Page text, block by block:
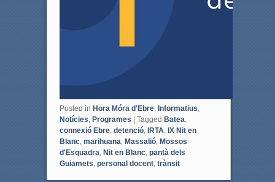
Posted in Hora Móra d'Ebre, Informatius
Notícies Programes | Tagged Batea
connexió Ebre, detenció, IRTA IX Nit en
Blanc, marihuana Massalió, Mossos
d'Esquadra Nit en Blanc, pantà dels
Guiamets personal docent, trànsit